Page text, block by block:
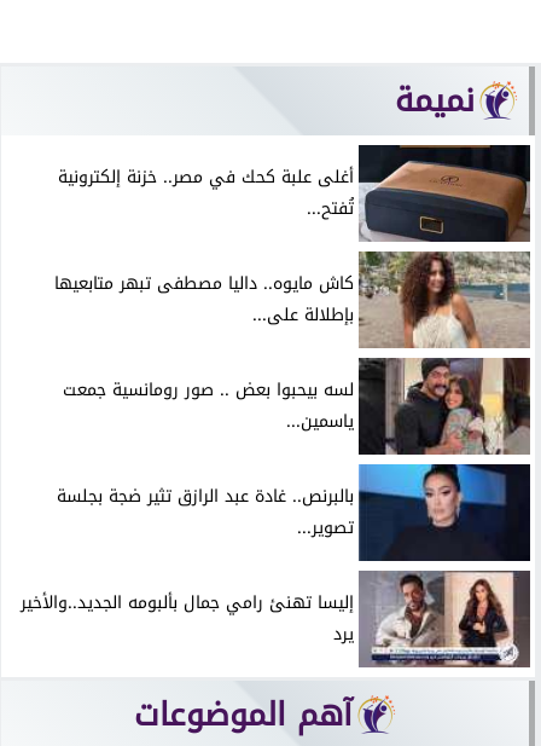
نميمة
أغلى علبة كحك في مصر.. خزنة إلكترونية
تُفتح...
كاش مايوه.. داليا مصطفى تبهر متابعيها
بإطلالة على...
لسه بيحبوا بعض .. صور رومانسية جمعت
ياسمين...
بالبرنص.. غادة عبد الرازق تثير ضجة بجلسة
تصوير...
إليسا تهنئ رامي جمال بألبومه الجديد..والأخير
يرد
آهم الموضوعات